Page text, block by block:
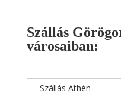
Szállás
városaiban:
Szállás Athén